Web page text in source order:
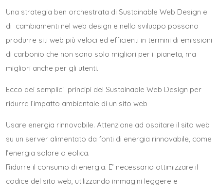
Una strategia ben orchestrata di Sustainable Web Design e
di cambiamenti nel web design e nello sviluppo possono
produrre siti web più veloci ed efficienti in termini di emissioni
di carbonio che non sono solo migliori per il pianeta, ma
migliori anche per gli utenti.
Ecco dei semplici principi del Sustainable Web Design per
ridurre l’impatto ambientale di un sito web
Usare energia rinnovabile. Attenzione ad ospitare il sito web
su un server alimentato da fonti di energia rinnovabile, come
l’energia solare o eolica.
Ridurre il consumo di energia. E’ necessario ottimizzare il
codice del sito web, utilizzando immagini leggere e